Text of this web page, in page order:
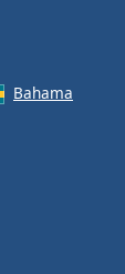
Bahama